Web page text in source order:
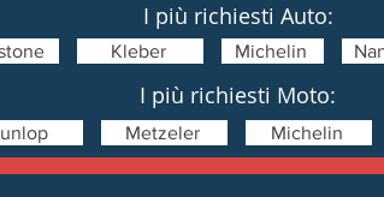
I più richiesti Auto:
Kleber Michelin
I più richiesti Moto:
Metzeler Michelin